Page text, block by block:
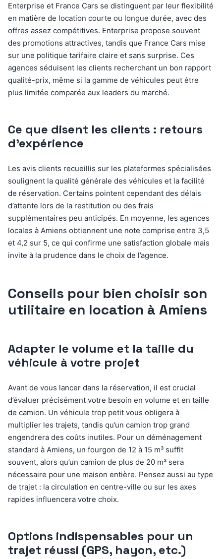
Enterprise et France Cars se distinguent par leur flexibilité
en matière de location courte ou longue durée, avec des
offres assez compétitives. Enterprise propose souvent
des promotions attractives, tandis que France Cars mise
sur une politique tarifaire claire et sans surprise. Ces
agences séduisent les clients recherchant un bon rapport
qualité-prix, même si la gamme de véhicules peut être
plus limitée comparée aux leaders du marché.
Ce que disent les clients : retours
d’expérience
Les avis clients recueillis sur les plateformes spécialisées
soulignent la qualité générale des véhicules et la facilité
de réservation. Certains pointent cependant des délais
d’attente lors de la restitution ou des frais
supplémentaires peu anticipés. En moyenne, les agences
locales à Amiens obtiennent une note comprise entre 3,5
et 4,2 sur 5, ce qui confirme une satisfaction globale mais
invite à la prudence dans le choix de l’agence.
Conseils pour bien choisir son
utilitaire en location à Amiens
Adapter le volume et la taille du
véhicule à votre projet
Avant de vous lancer dans la réservation, il est crucial
d’évaluer précisément votre besoin en volume et en taille
de camion. Un véhicule trop petit vous obligera à
multiplier les trajets, tandis qu’un camion trop grand
engendrera des coûts inutiles. Pour un déménagement
standard à Amiens, un fourgon de 12 à 15 m³ suffit
souvent, alors qu’un camion de plus de 20 m³ sera
nécessaire pour une maison entière. Pensez aussi au type
de trajet : la circulation en centre-ville ou sur les axes
rapides influencera votre choix.
Options indispensables pour un
trajet réussi (GPS, hayon, etc.)